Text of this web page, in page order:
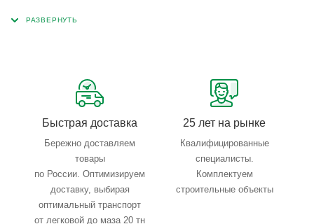
Быстрая доставка
Бережно доставляем
товары
по России. Оптимизируем
доставку, выбирая
оптимальный транспорт
от легковой до маза 20 тн
25 лет на рынке
Квалифицированные
специалисты.
Комплектуем
строительные объекты